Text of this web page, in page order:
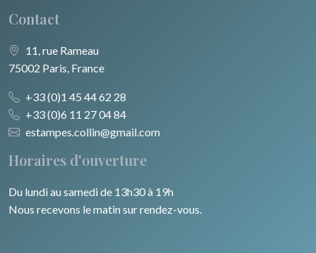
Contact
11, rue Rameau
75002 Paris, France
+33 (0)1 45 44 62 28
+33 (0)6 11 27 04 84
estampes.collin@gmail.com
Horaires d'ouverture
Du lundi au samedi de 13h30 à 19h
Nous recevons le matin sur rendez-vous.